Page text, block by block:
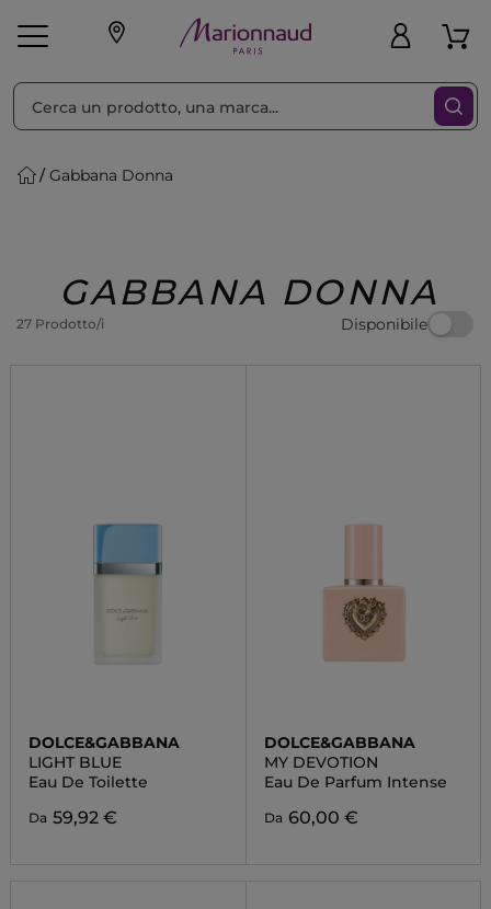
Make-up Profumi
Regalo
Gabbana Donna
GABBANA DONNA
27 Prodotto/i Disponibile
Ordina per Filtra
DOLCE&GABBANA
LIGHT BLUE
Eau De Toilette
Da 59,92 €
DOLCE&GABBANA
MY DEVOTION
Eau De Parfum Intense
Da 60,00 €